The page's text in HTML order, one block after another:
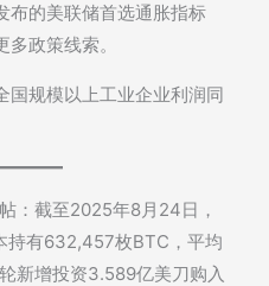
布的美联储首选通胀指标
政策线索。
国规模以上工业企业利润同
：截至2025年8月24日，
持有632,457枚BTC，平均
新增投资3.589亿美刀购入